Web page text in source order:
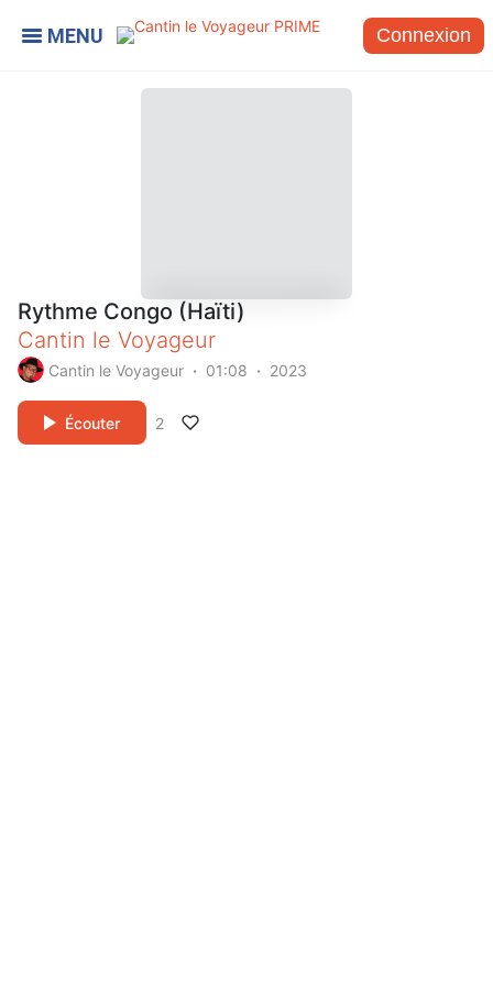
Connexion
Rythme Congo (Haïti)
Cantin le Voyageur
Cantin le Voyageur 01:08 2023
Écouter 2